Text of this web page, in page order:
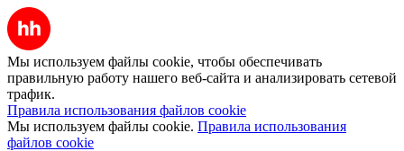
Мы используем файлы cookie, чтобы обеспечивать
правильную работу нашего веб-сайта и анализировать сетевой
трафик.
Правила использования файлов cookie
Мы используем файлы cookie. Правила использования
файлов cookie